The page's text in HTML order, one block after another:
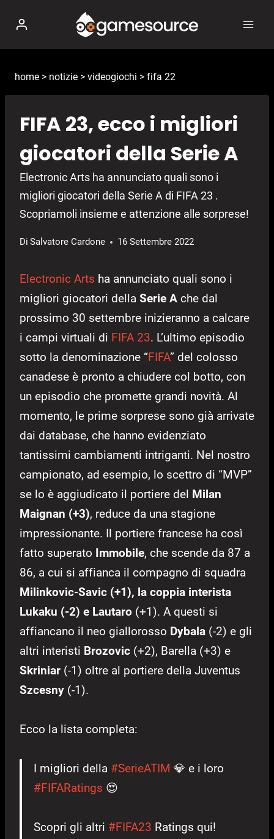
contenuto
home > notizie > videogiochi > fifa 22
FIFA 23, ecco i migliori
giocatori della Serie A
Electronic Arts ha annunciato quali sono i
migliori giocatori della Serie A di FIFA 23 .
Scopriamoli insieme e attenzione alle sorprese!
Di Salvatore Cardone 16 Settembre 2022
Electronic Arts ha annunciato quali sono i
migliori giocatori della Serie A che dal
prossimo 30 settembre inizieranno a calcare
i campi virtuali di FIFA 23. L’ultimo episodio
sotto la denominazione “FIFA” del colosso
canadese è pronto a chiudere col botto, con
un episodio che promette grandi novità. Al
momento, le prime sorprese sono già arrivate
dai database, che hanno evidenziato
tantissimi cambiamenti intriganti. Nel nostro
campionato, ad esempio, lo scettro di “MVP”
se lo è aggiudicato il portiere del Milan
Maignan (+3), reduce da una stagione
impressionante. Il portiere francese ha così
fatto superato Immobile, che scende da 87 a
86, a cui si affianca il compagno di squadra
Milinkovic-Savic (+1), la coppia interista
Lukaku (-2) e Lautaro (+1). A questi si
affiancano il neo giallorosso Dybala (-2) e gli
altri interisti Brozovic (+2), Barella (+3) e
Skriniar (-1) oltre al portiere della Juventus
Szcesny (-1).
Ecco la lista completa:
I migliori della #SerieATIM 💎 e i loro
#FIFARatings 😍
Scopri gli altri #FIFA23 Ratings qui!